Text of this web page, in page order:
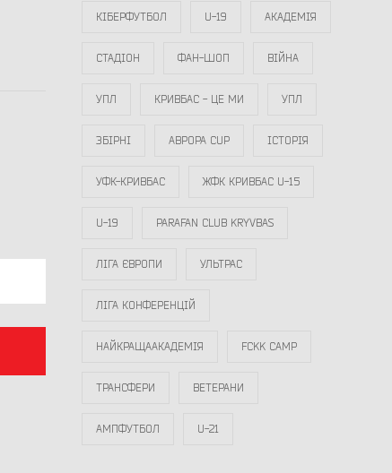
КІБЕРФУТБОЛ U-19 АКАДЕМІЯ
СТАДІОН ФАН-ШОП ВІЙНА
УПЛ КРИВБАС - ЦЕ МИ УПЛ
ЗБІРНІ АВРОРА CUP ІСТОРІЯ
УФК-КРИВБАС ЖФК КРИВБАС U-15
U-19 PARAFAN CLUB KRYVBAS
ЛІГА ЄВРОПИ УЛЬТРАС
ЛІГА КОНФЕРЕНЦІЙ
НАЙКРАЩААКАДЕМІЯ FCKK CAMP
ТРАНСФЕРИ ВЕТЕРАНИ
АМПФУТБОЛ U-21